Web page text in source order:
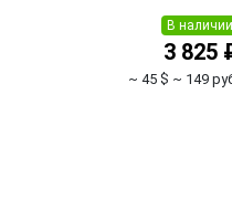
В наличии
3 825
~ 45 $ ~ 149